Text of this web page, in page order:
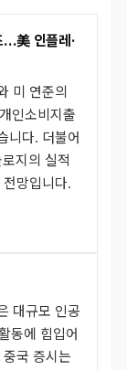
…美 인플레·
미 연준의
인소비지출
니다. 더불어
지의 실적
망입니다.
대규모 인공
동에 힘입어
국 증시는